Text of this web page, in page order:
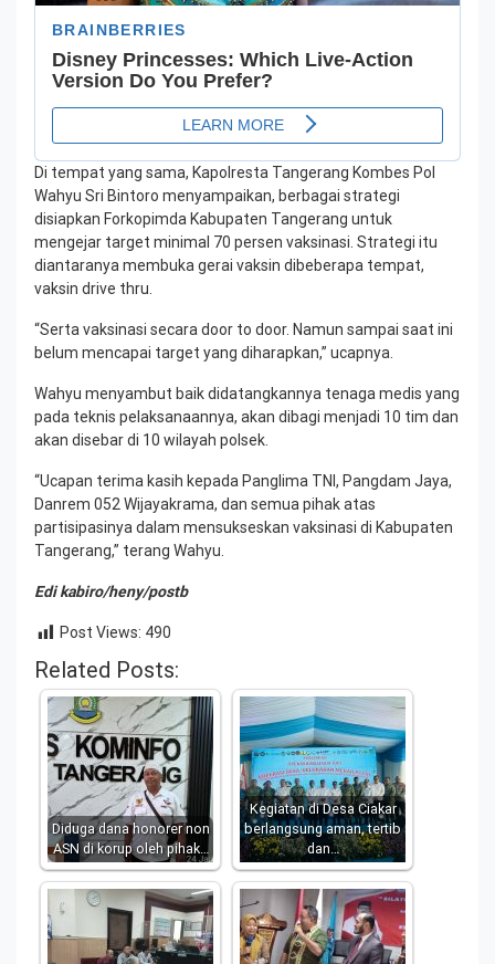
Di tempat yang sama, Kapolresta Tangerang Kombes Pol
Wahyu Sri Bintoro menyampaikan, berbagai strategi
disiapkan Forkopimda Kabupaten Tangerang untuk
mengejar target minimal 70 persen vaksinasi. Strategi itu
diantaranya membuka gerai vaksin dibeberapa tempat,
vaksin drive thru.
“Serta vaksinasi secara door to door. Namun sampai saat ini
belum mencapai target yang diharapkan,” ucapnya.
Wahyu menyambut baik didatangkannya tenaga medis yang
pada teknis pelaksanaannya, akan dibagi menjadi 10 tim dan
akan disebar di 10 wilayah polsek.
“Ucapan terima kasih kepada Panglima TNI, Pangdam Jaya,
Danrem 052 Wijayakrama, dan semua pihak atas
partisipasinya dalam mensukseskan vaksinasi di Kabupaten
Tangerang,” terang Wahyu.
Edi kabiro/heny/postb
Post Views: 490
Related Posts:
Diduga dana honorer non
ASN di korup oleh pihak…
Kegiatan di Desa Ciakar
berlangsung aman, tertib
dan…